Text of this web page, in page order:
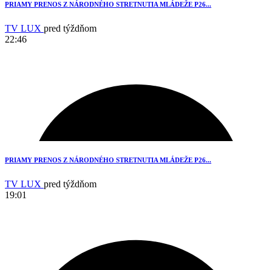
PRIAMY PRENOS Z NÁRODNÉHO STRETNUTIA MLÁDEŽE P26...
TV LUX pred týždňom
22:46
PRIAMY PRENOS Z NÁRODNÉHO STRETNUTIA MLÁDEŽE P26...
TV LUX pred týždňom
19:01